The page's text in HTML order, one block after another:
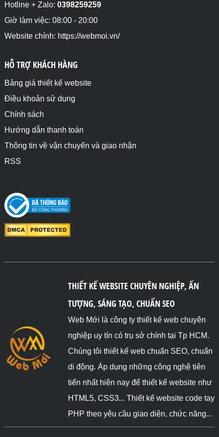
Hotline + Zalo: 0398259259
Giờ làm việc: 08:00 - 20:00
Website chính: https://webmoi.vn/
HỖ TRỢ KHÁCH HÀNG
Bảng giá thiết kế website
Điều khoản sử dụng
Chính sách
Hướng dẫn thanh toán
Thông tin về vận chuyển và giao nhận
RSS
THIẾT KẾ WEBSITE CHUYÊN NGHIỆP, ẤN
TƯỢNG, SÁNG TẠO, CHUẨN SEO
Web Mới là công ty thiết kế web chuyên
nghiệp uy tín có trụ sở chính tại Tp HCM.
Chúng tôi thiết kế web chuẩn SEO, chuẩn
di động. Áp dụng những công nghệ tiên
tiến nhất hiện nay để thiết kế website như
HTML5, CSS3... Thiết kế website code tay
PHP theo yêu cầu giao diện, chức năng...